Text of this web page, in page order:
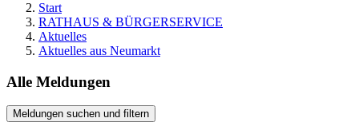
Start
RATHAUS & BÜRGERSERVICE
Aktuelles
Aktuelles aus Neumarkt
Alle Meldungen
Meldungen suchen und filtern